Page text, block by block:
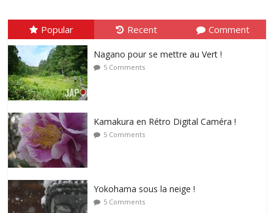
Popular Recent Comment
Nagano pour se mettre au Vert !
5 Comments
Kamakura en Rétro Digital Caméra !
5 Comments
Yokohama sous la neige !
5 Comments